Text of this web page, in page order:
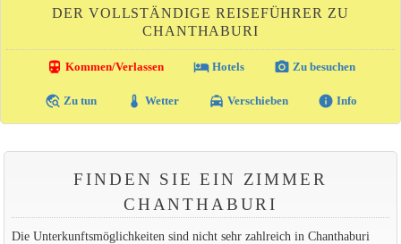
DER VOLLSTÄNDIGE REISEFÜHRER ZU
CHANTHABURI
directions_transit Kommen/Verlassen local_hotelHotels photo_camera Zu besuchen
travel_explore Zu tun thermostat Wetter local_taxi Verschieben info Info
FINDEN SIE EIN ZIMMER
CHANTHABURI
Die Unterkunftsmöglichkeiten sind nicht sehr zahlreich in Chanthaburi